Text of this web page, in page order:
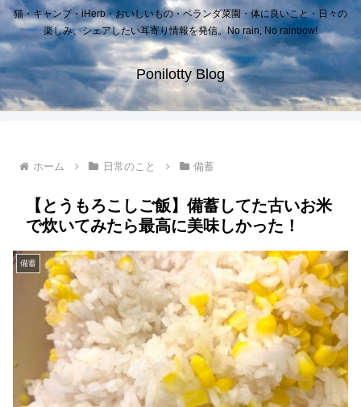
猫・キャンプ・iHerb・おいしいもの・ベランダ菜園・体に良いこと・日々の
楽しみ、シェアしたい耳寄り情報を発信。No rain, No rainbow!
Ponilotty Blog
ホーム 日常のこと 備蓄
【とうもろこしご飯】備蓄してた古いお米
で炊いてみたら最高に美味しかった！
備蓄